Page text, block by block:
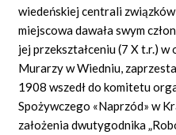
wiedeńskiej centrali
miejscowa dawała swym
jej przekształceniu (7 X t.r.)
Murarzy w Wiedniu,
1908 wszedł do komitetu
Spożywczego «Naprzód» w
założenia dwutygodnika